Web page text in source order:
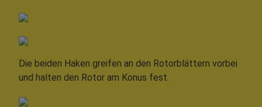
Die beiden Haken greifen an den Rotorblättern vorbei
und halten den Rotor am Konus fest.